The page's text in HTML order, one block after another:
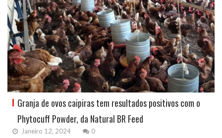
Granja de ovos caipiras tem resultados positivos com o
Phytocuff Powder, da Natural BR Feed
Janeiro 12, 2024 0